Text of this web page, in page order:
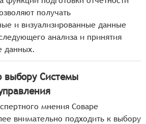
получать
и визуализированные данные
анализа и принятия
данных.
выбору Системы
мнения Соваре
внимательно подходить к выбору